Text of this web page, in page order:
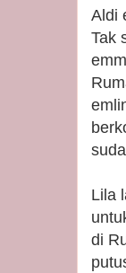
Aldi
Tak
Lila
di